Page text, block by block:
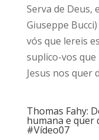
Serva de
Giuseppe
vós que lereis
suplico-vos
Jesus nos quer
Thomas Fahy:
humana e quer
#Vídeo07